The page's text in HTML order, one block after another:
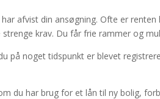
afvist din ansøgning. Ofte er
krav. Du får frie rammer og
noget tidspunkt er blevet
du har brug for et lån til ny bolig,